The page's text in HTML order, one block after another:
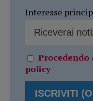
Interesse
policy